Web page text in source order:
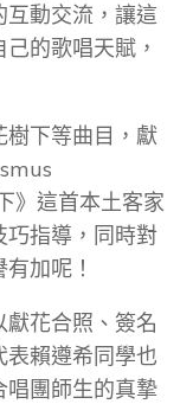
動交流，讓這
的歌唱天賦，
樹下等曲目，獻
》這首本土客家
巧指導，同時對
加呢！
花合照、簽名
賴遵希同學也
唱團師生的真摯